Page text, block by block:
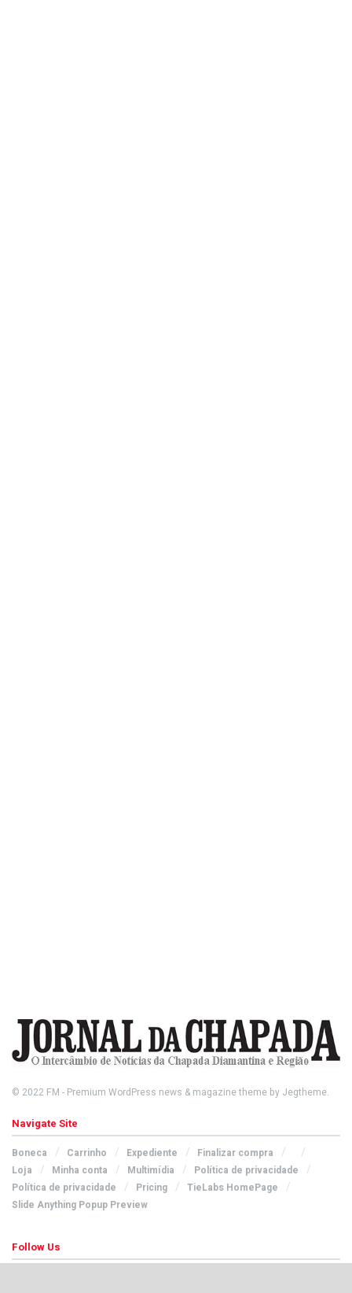
© 2022 FM - Premium WordPress news & magazine theme by Jegtheme.
Navigate Site
Boneca Carrinho Expediente
Finalizar compra
Loja
Minha conta Multimídia
Política de privacidade
Política de privacidade
Pricing
TieLabs HomePage
Slide Anything Popup Preview
Follow Us